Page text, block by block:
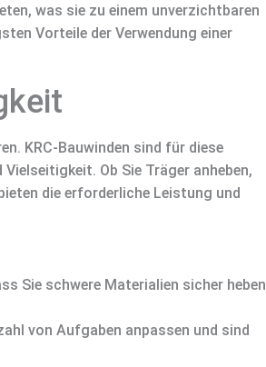
was sie zu einem unverzichtbaren
Vorteile der Verwendung einer
KRC-Bauwinden sind für diese
Ob Sie Träger anheben,
die erforderliche Leistung und
Sie schwere Materialien sicher heben
von Aufgaben anpassen und sind